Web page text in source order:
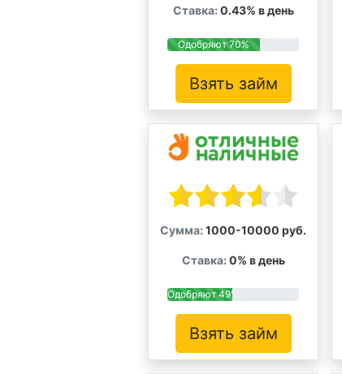
Ставка: 0.43% в день
Одобряют 70%
Взять займ
Сумма: 1000-10000 руб.
Ставка: 0% в день
Одобряют 49%
Взять займ